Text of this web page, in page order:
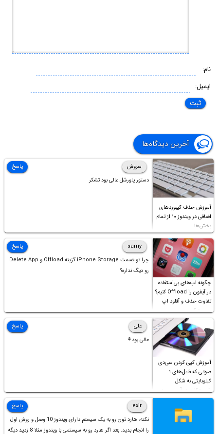
نام:
ایمیل:
آخرین دیدگاه‌ها
آموزش حذف کیبوردهای
اضافی در ویندوز ۱۰ از تمام
بخش‌ها
سروش
دستور پاورشل عالی بود تشکر
پاسخ
چگونه اپ‌های بی‌استفاده
در آیفون را Offload کنیم؟
تفاوت حذف و آفلود اپ
چیست؟
samy
چرا تو قسمت iPhone Storage گزینه Offload و Delete App
رو دیگ نداره؟
پاسخ
آموزش کپی کردن سی‌دی
صوتی که فایل‌های ۱
کیلوبایتی به شکل
شورت‌کات در آن موجود
است!
علی
عالی بود⚘
پاسخ
exir
نکته: هارد تون رو به یک سیستم دارای ویندوز 10 وصل و روش اول
را انجام بدید. بعد اگر هارد رو به سیستمی با ویندوز مثلا 8 زدید دیگه
پاسخ